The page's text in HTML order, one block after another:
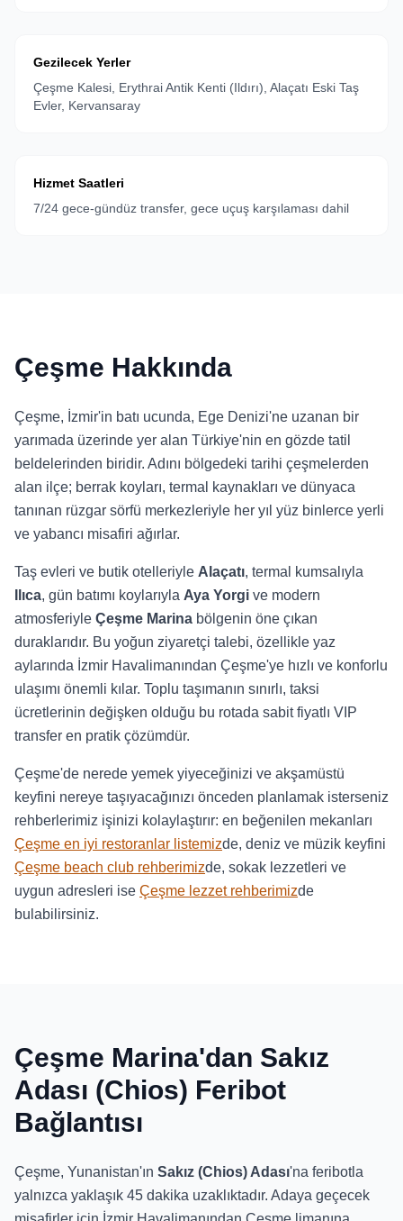
Gezilecek Yerler
Çeşme Kalesi, Erythrai Antik Kenti (Ildırı), Alaçatı Eski Taş
Evler, Kervansaray
Hizmet Saatleri
7/24 gece-gündüz transfer, gece uçuş karşılaması dahil
Çeşme Hakkında
Çeşme, İzmir'in batı ucunda, Ege Denizi'ne uzanan bir
yarımada üzerinde yer alan Türkiye'nin en gözde tatil
beldelerinden biridir. Adını bölgedeki tarihi çeşmelerden
alan ilçe; berrak koyları, termal kaynakları ve dünyaca
tanınan rüzgar sörfü merkezleriyle her yıl yüz binlerce yerli
ve yabancı misafiri ağırlar.
Taş evleri ve butik otelleriyle Alaçatı, termal kumsalıyla
Ilıca, gün batımı koylarıyla Aya Yorgi ve modern
atmosferiyle Çeşme Marina bölgenin öne çıkan
duraklarıdır. Bu yoğun ziyaretçi talebi, özellikle yaz
aylarında İzmir Havalimanından Çeşme'ye hızlı ve konforlu
ulaşımı önemli kılar. Toplu taşımanın sınırlı, taksi
ücretlerinin değişken olduğu bu rotada sabit fiyatlı VIP
transfer en pratik çözümdür.
Çeşme'de nerede yemek yiyeceğinizi ve akşamüstü
keyfini nereye taşıyacağınızı önceden planlamak isterseniz
rehberlerimiz işinizi kolaylaştırır: en beğenilen mekanları
Çeşme en iyi restoranlar listemizde, deniz ve müzik keyfini
Çeşme beach club rehberimizde, sokak lezzetleri ve
uygun adresleri ise Çeşme lezzet rehberimizde
bulabilirsiniz.
Çeşme Marina'dan Sakız
Adası (Chios) Feribot
Bağlantısı
Çeşme, Yunanistan'ın Sakız (Chios) Adası'na feribotla
yalnızca yaklaşık 45 dakika uzaklıktadır. Adaya geçecek